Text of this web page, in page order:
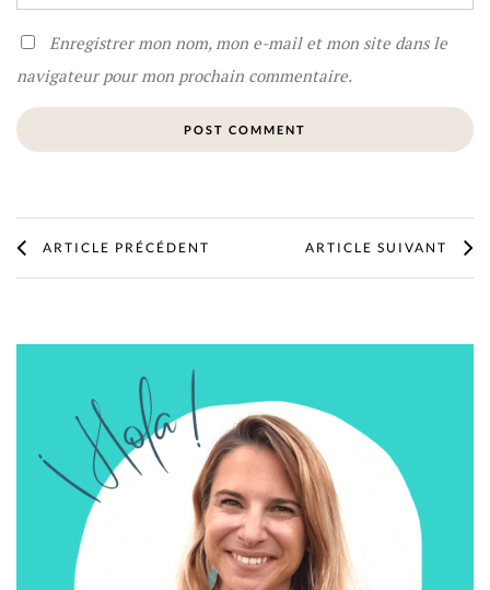
Enregistrer mon nom, mon e-mail et mon site dans le
navigateur pour mon prochain commentaire.
ARTICLE PRÉCÉDENT ARTICLE SUIVANT